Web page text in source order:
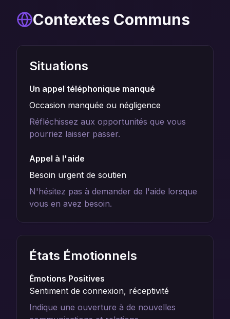
Contextes Communs
Situations
Un appel téléphonique manqué
Occasion manquée ou négligence
Réfléchissez aux opportunités que vous
pourriez laisser passer.
Appel à l'aide
Besoin urgent de soutien
N'hésitez pas à demander de l'aide lorsque
vous en avez besoin.
États Émotionnels
Émotions Positives
Sentiment de connexion, réceptivité
Indique une ouverture à de nouvelles